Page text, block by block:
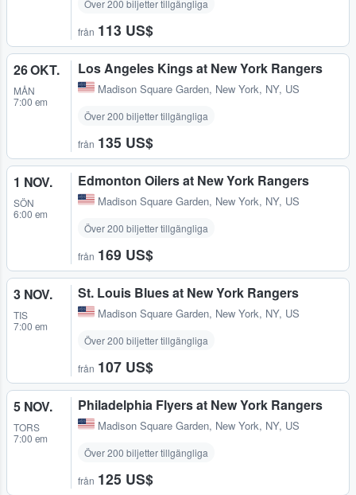
Över 200 biljetter tillgängliga
från 113 US$
26 OKT.
MÅN
7:00 em
Los Angeles Kings at New York Rangers
Madison Square Garden, New York, NY, US
Över 200 biljetter tillgängliga
från 135 US$
1 NOV.
SÖN
6:00 em
Edmonton Oilers at New York Rangers
Madison Square Garden, New York, NY, US
Över 200 biljetter tillgängliga
från 169 US$
3 NOV.
TIS
7:00 em
St. Louis Blues at New York Rangers
Madison Square Garden, New York, NY, US
Över 200 biljetter tillgängliga
från 107 US$
5 NOV.
TORS
7:00 em
Philadelphia Flyers at New York Rangers
Madison Square Garden, New York, NY, US
Över 200 biljetter tillgängliga
från 125 US$